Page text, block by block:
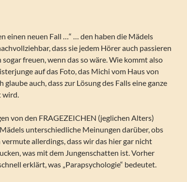
einen neuen Fall …“ … den haben die Mädels
dass sie jedem Hörer auch passieren
freuen, wenn das so wäre. Wie kommt also
auf das Foto, das Michi vom Haus von
auch, dass zur Lösung des Falls eine ganze
wird.
von den FRAGEZEICHEN (jeglichen Alters)
unterschiedliche Meinungen darüber, obs
allerdings, dass wir das hier gar nicht
was mit dem Jungenschatten ist. Vorher
erklärt, was „Parapsychologie“ bedeutet.